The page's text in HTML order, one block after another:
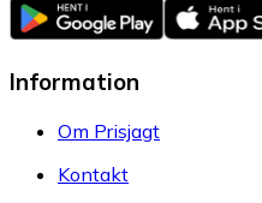
Information
Om Prisjagt
Kontakt